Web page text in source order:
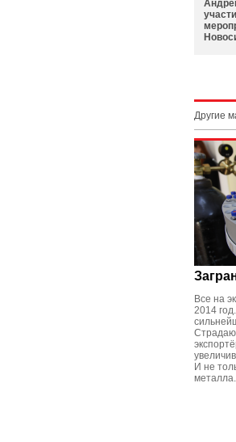
Другие
Все на
2014
И не
металла.